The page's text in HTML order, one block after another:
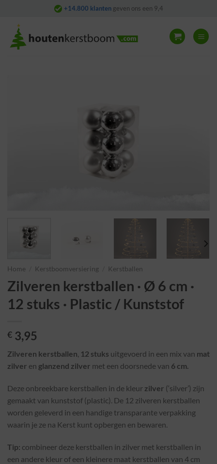
content
+14.800 klantengeven ons een 9,4
Home Kerstboomversiering Kerstballen
Zilveren kerstballen · Ø 6 cm ·
12 stuks · Plastic / Kunststof
€ 3,95
Zilveren kerstballen, 12 stuks uitgevoerd in een mix van mat
zilver en glanzend zilver met een doorsnede van 6 cm.
Deze onbreekbare kerstballen in de kleur zilver (‘silver’) zijn
gemaakt van kunststof (plastic). De 12 zilveren kerstballen
worden geleverd in een handige transparante verpakking
waarin je ze na Kerst kunt opbergen en bewaren.
Tip: combineer deze kerstballen in zilver met kerstballen in
een andere kleur of een kleinere maat kerstballen van 4 cm